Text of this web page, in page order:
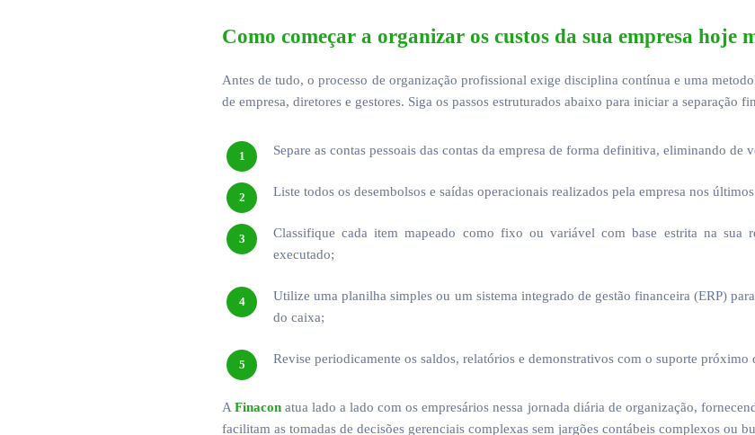
Como começar a organizar os custos da sua empresa hoje
Antes de tudo, o processo de organização profissional exige disciplina contínua e uma
de empresa, diretores e gestores. Siga os passos estruturados abaixo para iniciar a separação
Separe as contas pessoais das contas da empresa de forma definitiva, eliminando de
Liste todos os desembolsos e saídas operacionais realizados pela empresa nos
Classifique cada item mapeado como fixo ou variável com base estrita na sua
executado;
Utilize uma planilha simples ou um sistema integrado de gestão financeira (ERP)
do caixa;
Revise periodicamente os saldos, relatórios e demonstrativos com o suporte próximo
AFinacon atua lado a lado com os empresários nessa jornada diária de organização,
facilitam as tomadas de decisões gerenciais complexas sem jargões contábeis complexos ou